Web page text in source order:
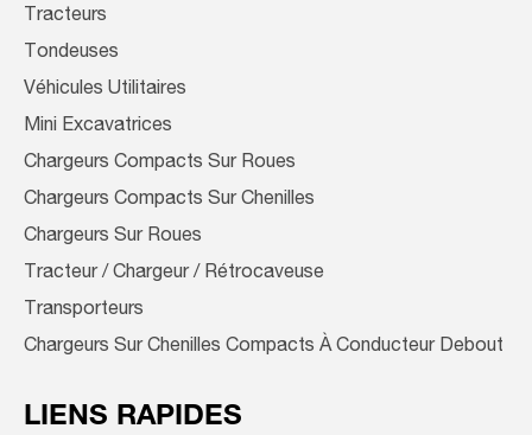
Tracteurs
Tondeuses
Véhicules Utilitaires
Mini Excavatrices
Chargeurs Compacts Sur Roues
Chargeurs Compacts Sur Chenilles
Chargeurs Sur Roues
Tracteur / Chargeur / Rétrocaveuse
Transporteurs
Chargeurs Sur Chenilles Compacts À Conducteur Debout
LIENS RAPIDES